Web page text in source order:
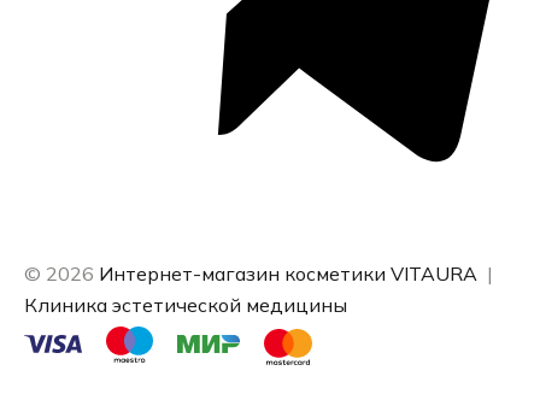
© 2026 Интернет-магазин косметики VITAURA |
Клиника эстетической медицины